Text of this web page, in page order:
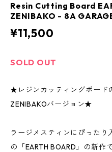
Resin Cutting Board
ZENIBAKO - 8A
¥11,500
SOLD OUT
★レジンカッティングボード
ZENIBAKOバージョン★
ラージメスティンにぴった
の「EARTH BOARD」の新作で